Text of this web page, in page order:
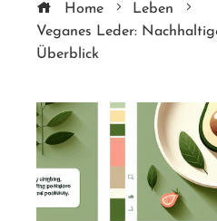
Home
Leben
Veganes Leder:
Überblick